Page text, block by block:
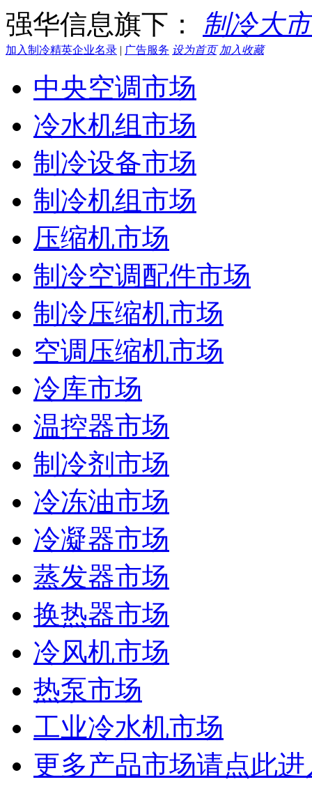
强华信息旗下： 制冷大
加入制冷精英企业名录 | 广告服务 设为首页 加入收藏
中央空调市场
冷水机组市场
制冷设备市场
制冷机组市场
压缩机市场
制冷空调配件市场
制冷压缩机市场
空调压缩机市场
冷库市场
温控器市场
制冷剂市场
冷冻油市场
冷凝器市场
蒸发器市场
换热器市场
冷风机市场
热泵市场
工业冷水机市场
更多产品市场请点此进